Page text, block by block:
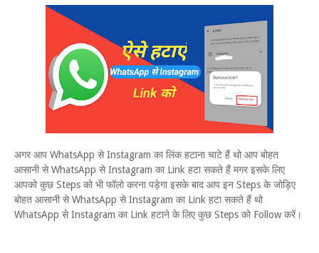
अगर आप WhatsApp से Instagram का लिंक हटाना चाटे हैं थो आप बोहत
आसानी से WhatsApp से Instagram का Link हटा सकते हैं मगर इसके लिए
आपको कुछ Steps को भी फॉलो करना पड़ेगा इसके बाद आप इन Steps के जोड़िए
बोहत आसानी से WhatsApp से Instagram का Link हटा सकते हैं थो
WhatsApp से Instagram का Link हटाने के लिए कुछ Steps को Follow करें।